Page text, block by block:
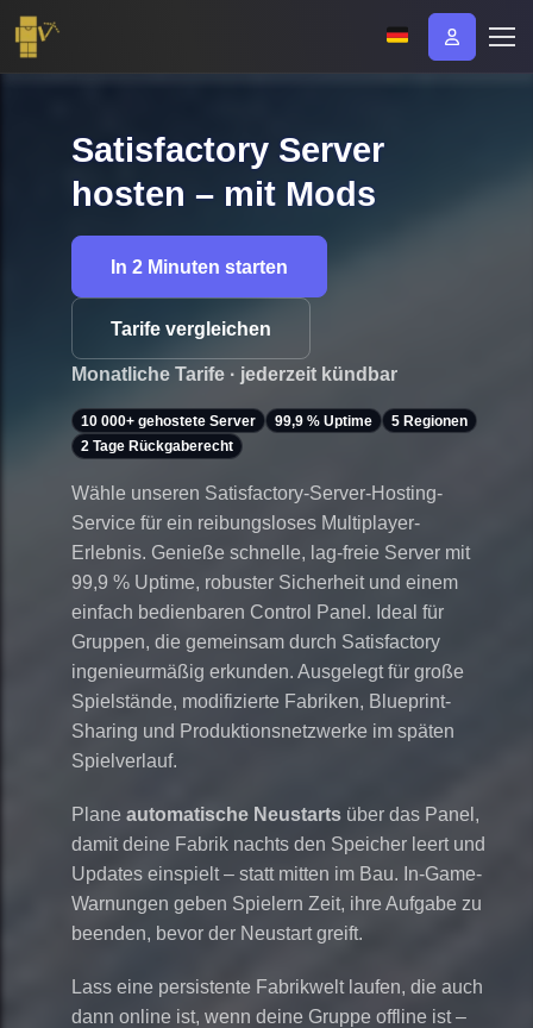
Satisfactory Server
hosten – mit Mods
In 2 Minuten starten
Tarife vergleichen
Monatliche Tarife · jederzeit kündbar
10 000+ gehostete Server 99,9 % Uptime
5 Regionen
2 Tage Rückgaberecht
Wähle unseren Satisfactory-Server-Hosting-
Service für ein reibungsloses Multiplayer-
Erlebnis. Genieße schnelle, lag-freie Server mit
99,9 % Uptime, robuster Sicherheit und einem
einfach bedienbaren Control Panel. Ideal für
Gruppen, die gemeinsam durch Satisfactory
ingenieurmäßig erkunden. Ausgelegt für große
Spielstände, modifizierte Fabriken, Blueprint-
Sharing und Produktionsnetzwerke im späten
Spielverlauf.
Plane automatische Neustarts über das Panel,
damit deine Fabrik nachts den Speicher leert und
Updates einspielt – statt mitten im Bau. In-Game-
Warnungen geben Spielern Zeit, ihre Aufgabe zu
beenden, bevor der Neustart greift.
Lass eine persistente Fabrikwelt laufen, die auch
dann online ist, wenn deine Gruppe offline ist –